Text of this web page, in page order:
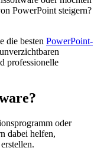
PowerPoint steigern?
die besten PowerPoint-
professionelle
oder
dabei helfen,